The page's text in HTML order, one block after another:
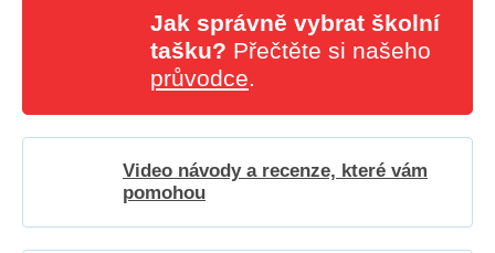
Jak správně vybrat školní
tašku? Přečtěte si našeho
průvodce.
Video návody a recenze, které vám
pomohou